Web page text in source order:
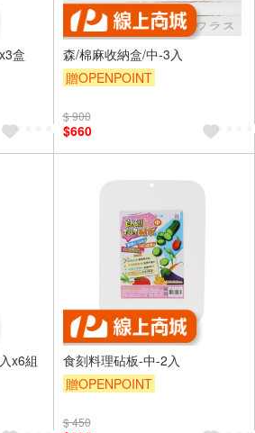
盒
森/棉麻收納盒/中-3入
贈OPENPOINT
$ 900
$660
x6組
食刻料理砧板-中-2入
贈OPENPOINT
$ 450